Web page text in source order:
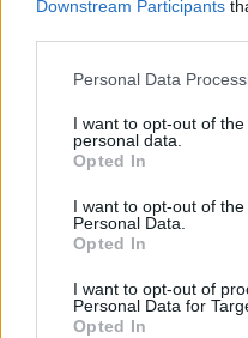
Downstream Participants
Please note that this
not limited to your visit or
grant or deny consent to
use your data for below
consent section.
Personal Data
I want to opt-out of
personal data.
Opted In
I want to opt-out of
Personal Data.
Opted In
I want to opt-out of
Personal Data for
Opted In
claim ambientali, la
centralità della
un’agenda comune:
comunicazioni,
agricole rigenerative
competitività delle